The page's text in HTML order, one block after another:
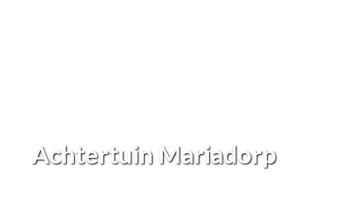
Achtertuin Mariadorp